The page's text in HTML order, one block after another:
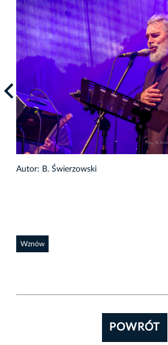
Autor: B. Świerzowski
Wznów
POWRÓT